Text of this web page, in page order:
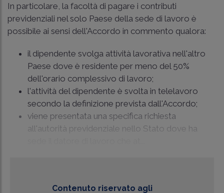
In particolare, la facoltà di pagare i contributi
previdenziali nel solo Paese della sede di lavoro è
possibile ai sensi dell'Accordo in commento qualora:
il dipendente svolga attività lavorativa nell'altro
Paese dove è residente per meno del 50%
dell'orario complessivo di lavoro;
l'attività del dipendente è svolta in telelavoro
secondo la definizione prevista dall'Accordo;
viene presentata una specifica richiesta
all'autorità previdenziale nello Stato dove ha
Contenuto riservato agli